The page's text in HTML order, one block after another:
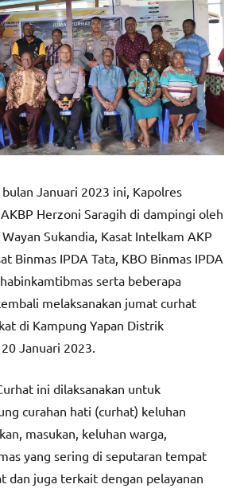
Januari 2023 ini, Kapolres
Herzoni Saragih di dampingi oleh
Sukandia, Kasat Intelkam AKP
Binmas IPDA Tata, KBO Binmas IPDA
serta beberapa
melaksanakan jumat curhat
di Kampung Yapan Distrik
Januari 2023.
ini dilaksanakan untuk
curahan hati (curhat) keluhan
masukan, keluhan warga,
yang sering di seputaran tempat
dan juga terkait dengan pelayanan